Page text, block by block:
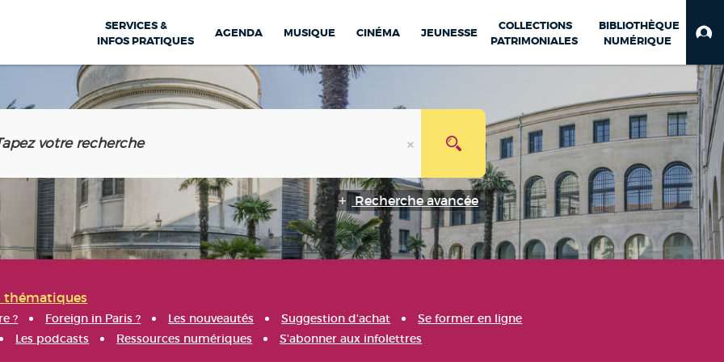
SERVICES &
INFOS PRATIQUES
AGENDA MUSIQUE CINÉMA JEUNESSE
COLLECTIONS
PATRIMONIALES
BIBLIOTHÈQUE
NUMÉRIQUE
Recherche avancée
thématiques
? Foreign in Paris ? Les nouveautés Suggestion d'achat
Se former en ligne
Les podcasts Ressources numériques S'abonner aux infolettres